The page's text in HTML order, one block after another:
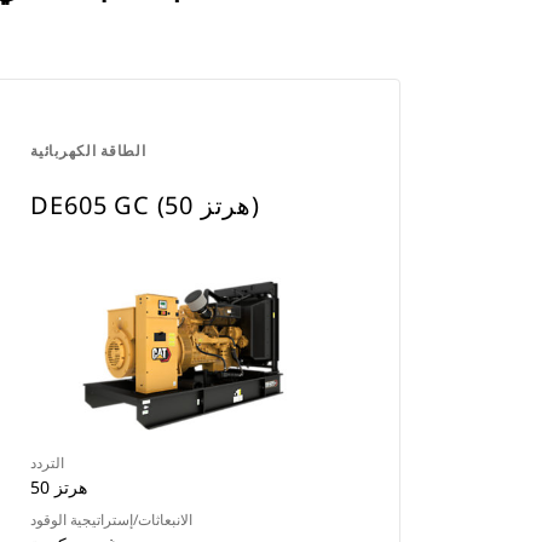
الطاقة الكهربائية
DE605 GC (50 هرتز)
التردد
50 هرتز
الانبعاثات/إستراتيجية الوقود